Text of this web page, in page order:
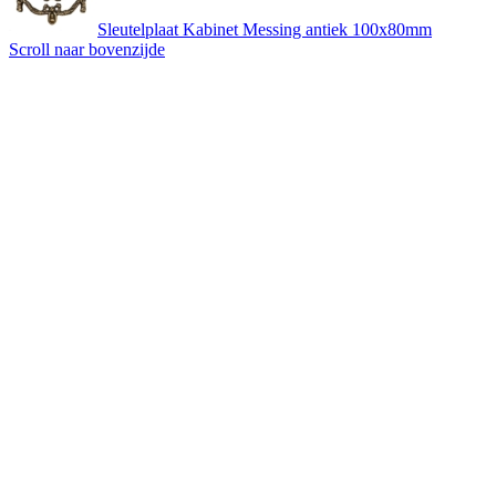
Sleutelplaat Kabinet Messing antiek 100x80mm
Scroll naar bovenzijde